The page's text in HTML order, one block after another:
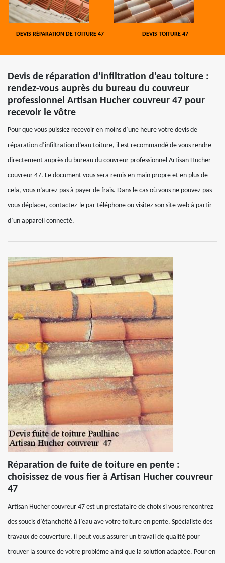
DEVIS RÉPARATION DE TOITURE 47 DEVIS TOITURE 47
Devis de réparation d’infiltration d’eau toiture :
rendez-vous auprès du bureau du couvreur
professionnel Artisan Hucher couvreur 47 pour
recevoir le vôtre
Pour que vous puissiez recevoir en moins d’une heure votre devis de
réparation d’infiltration d’eau toiture, il est recommandé de vous rendre
directement auprès du bureau du couvreur professionnel Artisan Hucher
couvreur 47. Le document vous sera remis en main propre et en plus de
cela, vous n’aurez pas à payer de frais. Dans le cas où vous ne pouvez pas
vous déplacer, contactez-le par téléphone ou visitez son site web à partir
d’un appareil connecté.
Réparation de fuite de toiture en pente :
choisissez de vous fier à Artisan Hucher couvreur
47
Artisan Hucher couvreur 47 est un prestataire de choix si vous rencontrez
des soucis d’étanchéité à l’eau ave votre toiture en pente. Spécialiste des
travaux de couverture, il peut vous assurer un travail de qualité pour
trouver la source de votre problème ainsi que la solution adaptée. Pour en